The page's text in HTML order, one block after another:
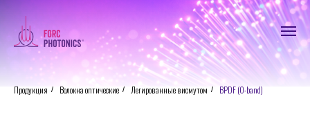
Продукция / Волокна оптические / Легированные висмутом / BPDF (O-band)